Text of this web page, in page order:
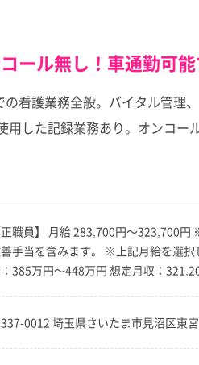
ール無し！車通勤可
看護業務全般。バイタル管理
用した記録業務あり。オンコー
正職員】 月給 283,700円～323,700
手当を含みます。 ※上記月給を選
385万円～448万円 想定月収：
0012 埼玉県さいたま市見沼区東